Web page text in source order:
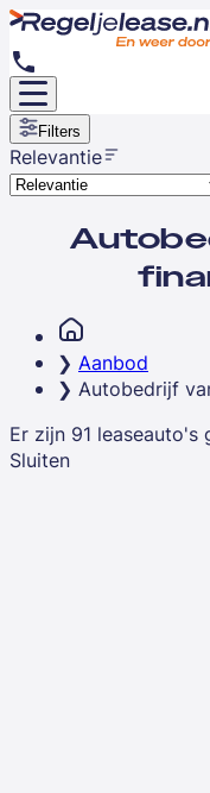
Filters
Relevantie
Aanbod
Autobedrijf
Er zijn 91 leaseauto's
Sluiten